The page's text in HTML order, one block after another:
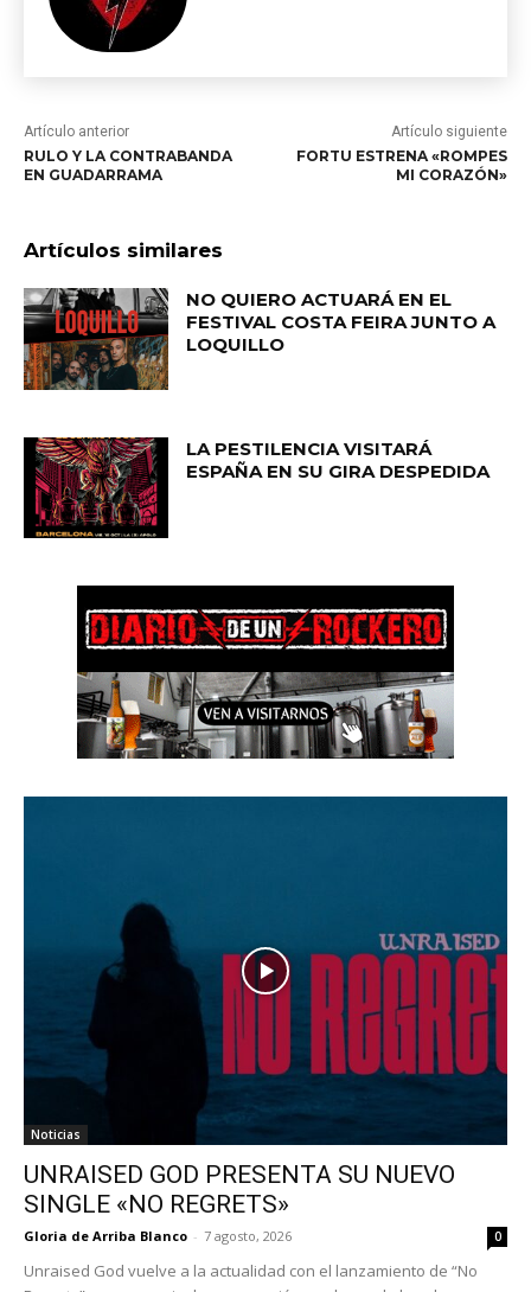
Artículo anterior
RULO Y LA CONTRABANDA
EN GUADARRAMA
Artículo siguiente
FORTU ESTRENA «ROMPES
MI CORAZÓN»
Artículos similares
NO QUIERO ACTUARÁ EN EL
FESTIVAL COSTA FEIRA JUNTO A
LOQUILLO
LA PESTILENCIA VISITARÁ
ESPAÑA EN SU GIRA DESPEDIDA
Noticias
UNRAISED GOD PRESENTA SU NUEVO
SINGLE «NO REGRETS»
Gloria de Arriba Blanco - 7 agosto, 2026 0
Unraised God vuelve a la actualidad con el lanzamiento de “No